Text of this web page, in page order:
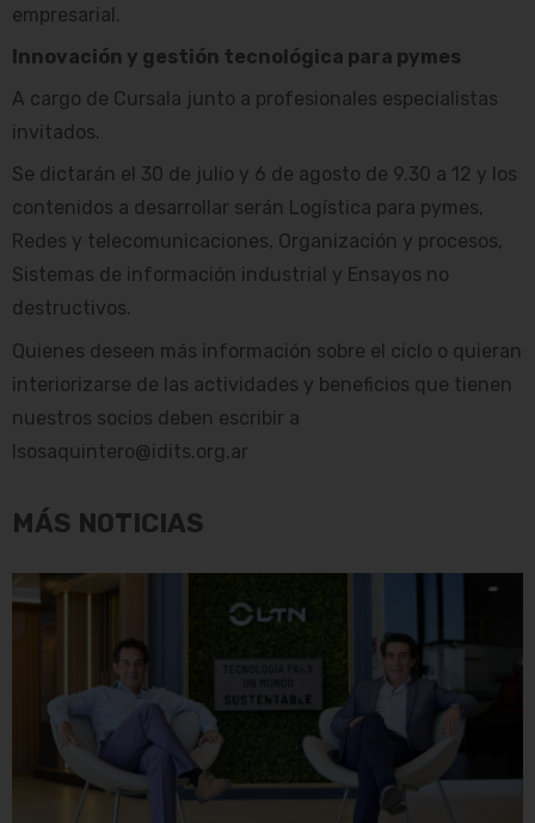
empresarial.
Innovación y gestión tecnológica para pymes
A cargo de Cursala junto a profesionales especialistas
invitados.
Se dictarán el 30 de julio y 6 de agosto de 9.30 a 12 y los
contenidos a desarrollar serán Logística para pymes,
Redes y telecomunicaciones, Organización y procesos,
Sistemas de información industrial y Ensayos no
destructivos.
Quienes deseen más información sobre el ciclo o quieran
interiorizarse de las actividades y beneficios que tienen
nuestros socios deben escribir a
lsosaquintero@idits.org.ar
MÁS NOTICIAS